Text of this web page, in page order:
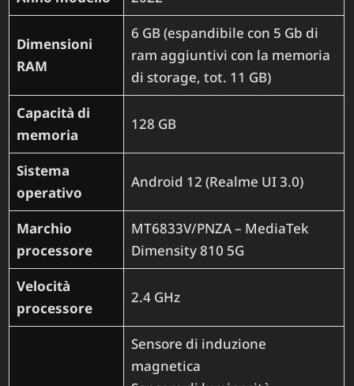
Dimensioni
RAM
‎6 GB (espandibile con 5 Gb di
ram aggiuntivi con la memoria
di storage, tot. 11 GB)
Capacità di
memoria
‎128 GB
Sistema
operativo
‎Android 12 (Realme UI 3.0)
Marchio
processore
‎MT6833V/PNZA – MediaTek
Dimensity 810 5G
Velocità
processore
‎2.4 GHz
‎Sensore di induzione
magnetica